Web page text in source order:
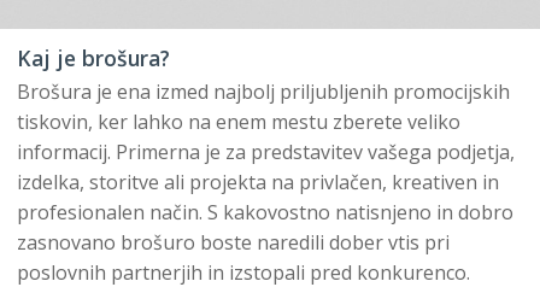
Kaj je brošura?
Brošura je ena izmed najbolj priljubljenih promocijskih
tiskovin, ker lahko na enem mestu zberete veliko
informacij. Primerna je za predstavitev vašega podjetja,
izdelka, storitve ali projekta na privlačen, kreativen in
profesionalen način. S kakovostno natisnjeno in dobro
zasnovano brošuro boste naredili dober vtis pri
poslovnih partnerjih in izstopali pred konkurenco.